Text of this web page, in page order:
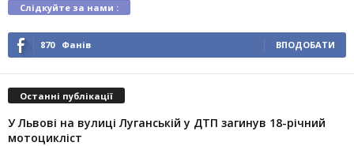
Слідкуйте за нами :
870 Фанів ВПОДОБАТИ
Останні публікації
У Львові на вулиці Луганській у ДТП загинув 18-річний
мотоцикліст